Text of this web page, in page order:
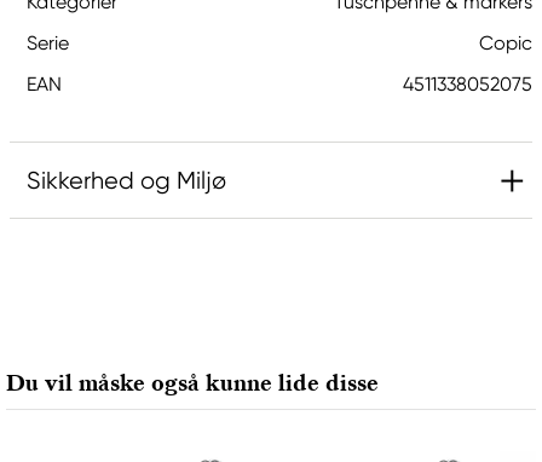
Serie
Copic
EAN
4511338052075
Sikkerhed og Miljø
65205 Wiesbaden, Germany
export@holtz-gmbh.de
Du vil måske også kunne lide disse